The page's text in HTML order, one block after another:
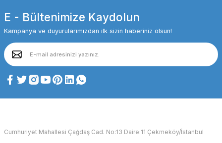
E - Bültenimize Kaydolun
Kampanya ve duyurularımızdan ilk sizin haberiniz olsun!
Cumhuriyet Mahallesi Çağdaş Cad. No:13 Daire:11 Çekmeköy/İstanbul